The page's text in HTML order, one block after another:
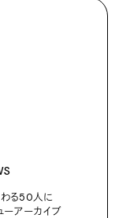
る50人に
アーカイブ